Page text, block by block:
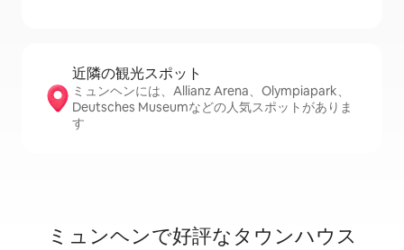
近隣の観光ス⁠ポ⁠ッ⁠ト
ミュンヘンには、Allianz Arena、Olympiapark、
Deutsches Museumなどの人気スポットがありま
す
ミュンヘンで好評なタウンハウス